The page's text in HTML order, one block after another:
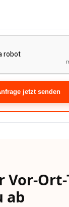
jetzt senden
Vor-
ab